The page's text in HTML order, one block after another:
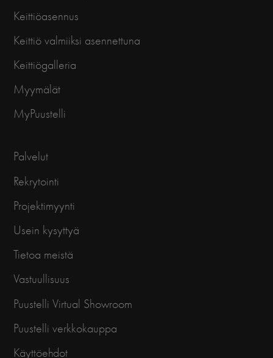
Keittiöasennus
Keittiö valmiiksi asennettuna
Keittiögalleria
Myymälät
MyPuustelli
Palvelut
Rekrytointi
Projektimyynti
Usein kysyttyä
Tietoa meistä
Vastuullisuus
Puustelli Virtual Showroom
Puustelli verkkokauppa
Käyttöehdot